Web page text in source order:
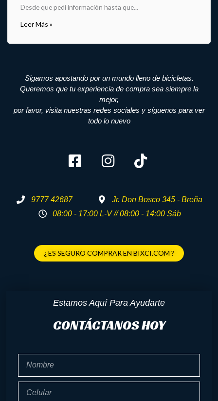
Desde que pedí información hasta que...
Leer Más »
Sigamos apostando por un mundo lleno de bicicletas.
Queremos que tu experiencia de compra sea siempre la
mejor,
por favor, visita nuestras redes sociales y síguenos para ver
todo lo nuevo
9777 42687
Jr. Don Bosco 345 - Breña
08:00 - 17:00 L-V // 08:00 - 14:00 Sáb
¿ ES SEGURO COMPRAR EN BIXCI.COM ?
Estamos Aquí Para Ayudarte
CONTÁCTANOS HOY